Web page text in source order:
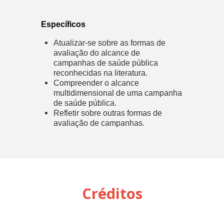
Específicos
Atualizar-se sobre as formas de
avaliação do alcance de
campanhas de saúde pública
reconhecidas na literatura.
Compreender o alcance
multidimensional de uma campanha
de saúde pública.
Refletir sobre outras formas de
avaliação de campanhas.
Créditos